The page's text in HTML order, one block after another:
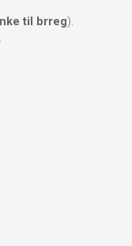
til brreg).